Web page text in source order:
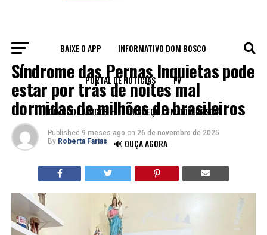
BAIXE O APP INFORMATIVO DOM BOSCO
PORTAL DE NOTÍCIAS TV
CLUBE DE AMIGOS CONHEÇA A FM DOM BOSCO
🔊 OUÇA AGORA
ENTREVISTA DO DIA
Síndrome das Pernas Inquietas pode
estar por trás de noites mal
dormidas de milhões de brasileiros
Published 9 meses ago on 26 de novembro de 2025
By Roberta Farias